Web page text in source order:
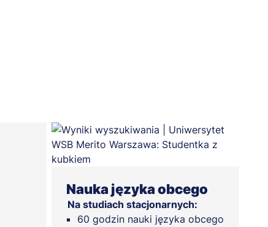
Nauka języka obcego
Na studiach stacjonarnych:
60 godzin nauki języka obcego